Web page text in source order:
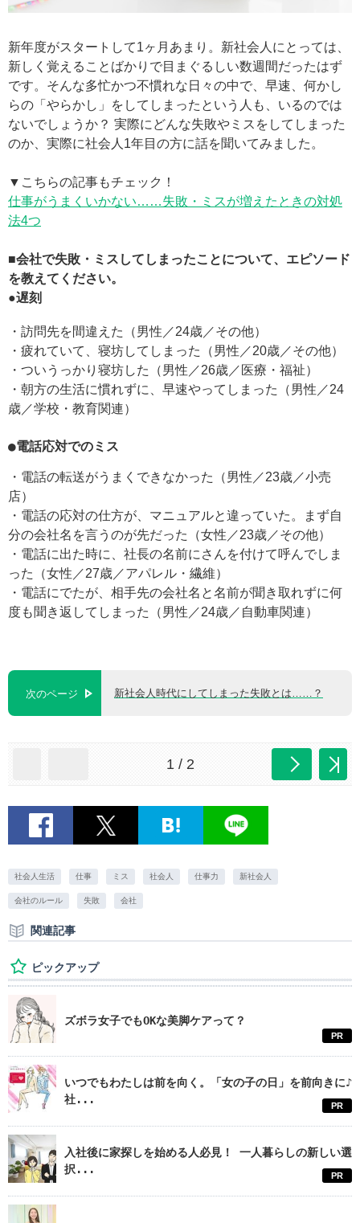
新年度がスタートして1ヶ月あまり。新社会人にとっては、
新しく覚えることばかりで目まぐるしい数週間だったはず
です。そんな多忙かつ不慣れな日々の中で、早速、何かし
らの「やらかし」をしてしまったという人も、いるのでは
ないでしょうか？ 実際にどんな失敗やミスをしてしまった
のか、実際に社会人1年目の方に話を聞いてみました。
▼こちらの記事もチェック！
仕事がうまくいかない……失敗・ミスが増えたときの対処
法4つ
■会社で失敗・ミスしてしまったことについて、エピソード
を教えてください。
●遅刻
・訪問先を間違えた（男性／24歳／その他）
・疲れていて、寝坊してしまった（男性／20歳／その他）
・ついうっかり寝坊した（男性／26歳／医療・福祉）
・朝方の生活に慣れずに、早速やってしまった（男性／24
歳／学校・教育関連）
●電話応対でのミス
・電話の転送がうまくできなかった（男性／23歳／小売
店）
・電話の応対の仕方が、マニュアルと違っていた。まず自
分の会社名を言うのが先だった（女性／23歳／その他）
・電話に出た時に、社長の名前にさんを付けて呼んでしま
った（女性／27歳／アパレル・繊維）
・電話にでたが、相手先の会社名と名前が聞き取れずに何
度も聞き返してしまった（男性／24歳／自動車関連）
次のページ 新社会人時代にしてしまった失敗とは……？
1 / 2
社会人生活 仕事 ミス 社会人 仕事力 新社会人
会社のルール 失敗 会社
関連記事
ピックアップ
ズボラ女子でもOKな美脚ケアって？
PR
いつでもわたしは前を向く。「女の子の日」を前向きに♪
社...
PR
入社後に家探しを始める人必見！ 一人暮らしの新しい選
択...
PR